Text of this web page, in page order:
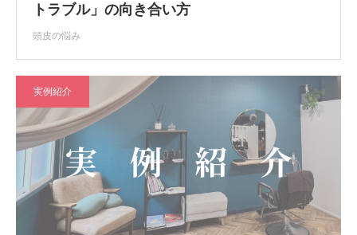
トラブル」の向き合い方
頭皮の悩み
実例紹介